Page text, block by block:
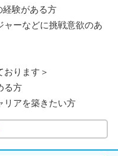
経験がある方
ャーなどに挑戦意欲のあ
おります＞
る方
リアを築きたい方